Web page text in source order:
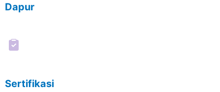
Dapur
Sertifikasi